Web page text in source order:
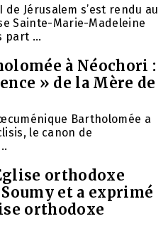
Jérusalem s’est rendu au
Sainte-Marie-Madeleine
part ...
à Néochori :
» de la Mère de
Bartholomée a
le canon de
orthodoxe
Soumy et a exprimé
orthodoxe